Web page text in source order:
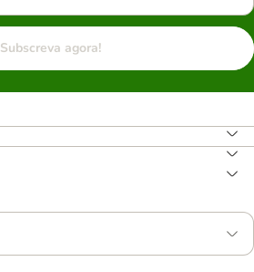
Subscreva agora!